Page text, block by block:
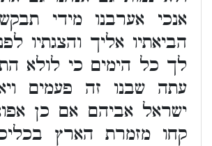
אנכי אערבנו מידי
הביאתיו אליך והצגתיו
לך כל הימים כי לולא
עתה שבנו זה פעמים
ישראל אביהם אם כן
קחו מזמרת הארץ